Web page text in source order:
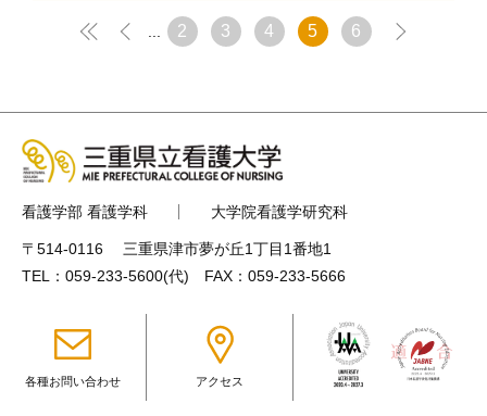
2 3 4 5 6
看護学部 看護学科 大学院看護学研究科
〒514-0116 三重県津市夢が丘1丁目1番地1
TEL： 059-233-5600(代) FAX：059-233-5666
各種お問い合わせ アクセス